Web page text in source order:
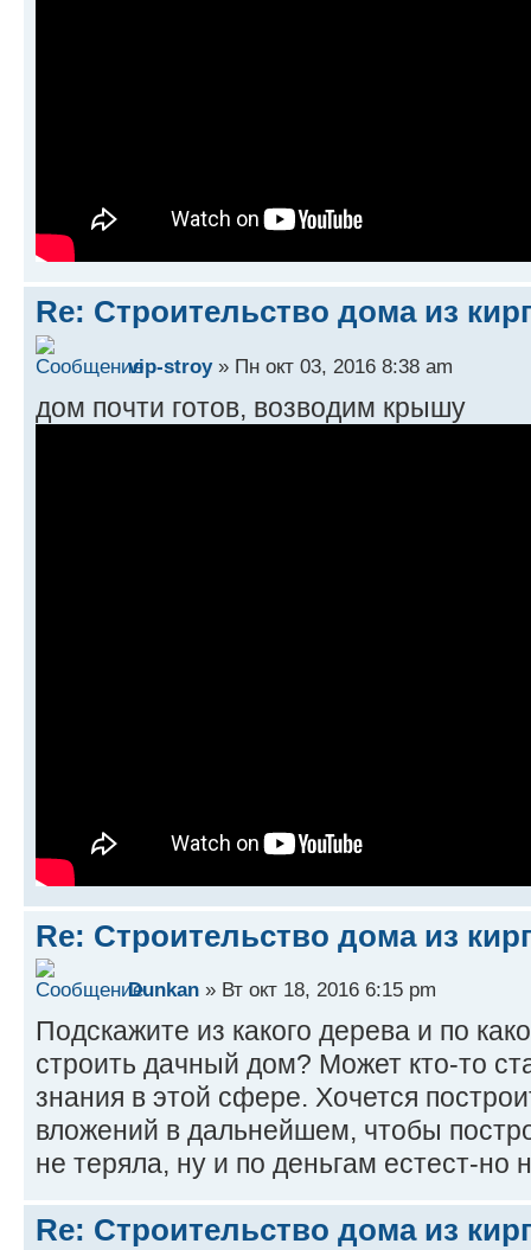
Re: Строительство дома из
vip-stroy» Пн окт 03, 2016 8:38 am
дом почти готов, возводим крышу
Re: Строительство дома из
Dunkan » Вт окт 18, 2016 6:15 pm
Подскажите из какого дерева и по
строить дачный дом? Может кто-то
знания в этой сфере. Хочется
вложений в дальнейшем, чтобы
не теряла, ну и по деньгам естест-но
Re: Строительство дома из